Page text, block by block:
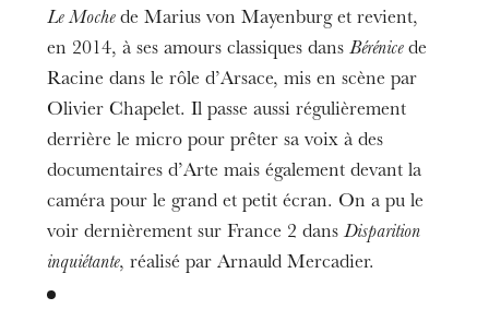
Le Mochede Marius von Mayenburg et revient,
en 2014, à ses amours classiques dansBérénicede
Racine dans le rôle d’Arsace, mis en scène par
Olivier Chapelet. Il passe aussi régulièrement
derrière le micro pour prêter sa voix à des
documentaires d’Arte mais également devant la
caméra pour le grand et petit écran. On a pu le
voir dernièrement sur France 2 dansDisparition
inquiétante, réalisé par Arnauld Mercadier.